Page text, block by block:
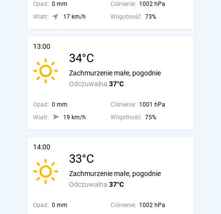
Opad: 0 mm Ciśnienie: 1002 hPa
Wiatr:
17 km/h Wilgotność: 73%
13:00
34°C
Odczuwalna 37°C
Zachmurzenie małe, pogodnie
Opad: 0 mm Ciśnienie: 1001 hPa
Wiatr:
19 km/h Wilgotność: 75%
14:00
33°C
Odczuwalna 37°C
Zachmurzenie małe, pogodnie
Opad: 0 mm Ciśnienie: 1002 hPa